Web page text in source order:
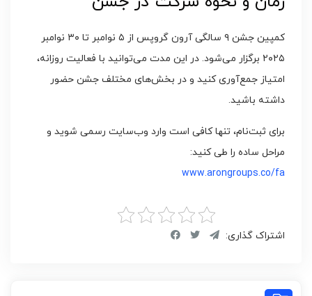
کمپین جشن ۹ سالگی آرون گروپس از ۵ نوامبر تا ۳۰ نوامبر
۲۰۲۵ برگزار می‌شود. در این مدت می‌توانید با فعالیت روزانه،
امتیاز جمع‌آوری کنید و در بخش‌های مختلف جشن حضور
داشته باشید.
برای ثبت‌نام، تنها کافی است وارد وب‌سایت رسمی شوید و
مراحل ساده را طی کنید:
www.arongroups.co/fa
اشتراک گذاری: